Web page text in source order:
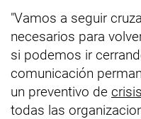
"Vamos a seguir
necesarios para
si podemos ir
comunicación
un preventivo de crisis
todas las